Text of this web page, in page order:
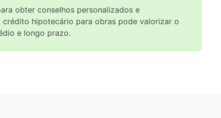
obter conselhos personalizados e
hipotecário para obras pode valorizar o
e longo prazo.